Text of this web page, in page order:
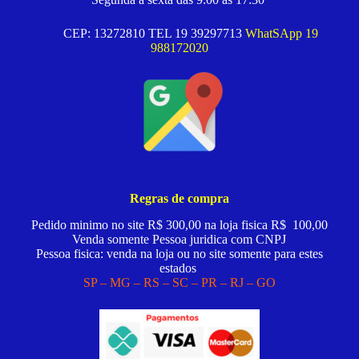
CEP: 13272810 TEL 19 39297713 WhatSApp 19
988172020
Regras de compra
Pedido minimo no site R$ 300,00 na loja fisica R$ 100,00
Venda somente Pessoa juridica com CNPJ
Pessoa fisica: venda na loja ou no site somente para estes
estados
SP – MG – RS – SC – PR – RJ – GO